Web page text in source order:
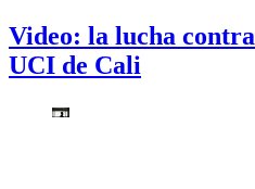
Video: la lucha
UCI de Cali